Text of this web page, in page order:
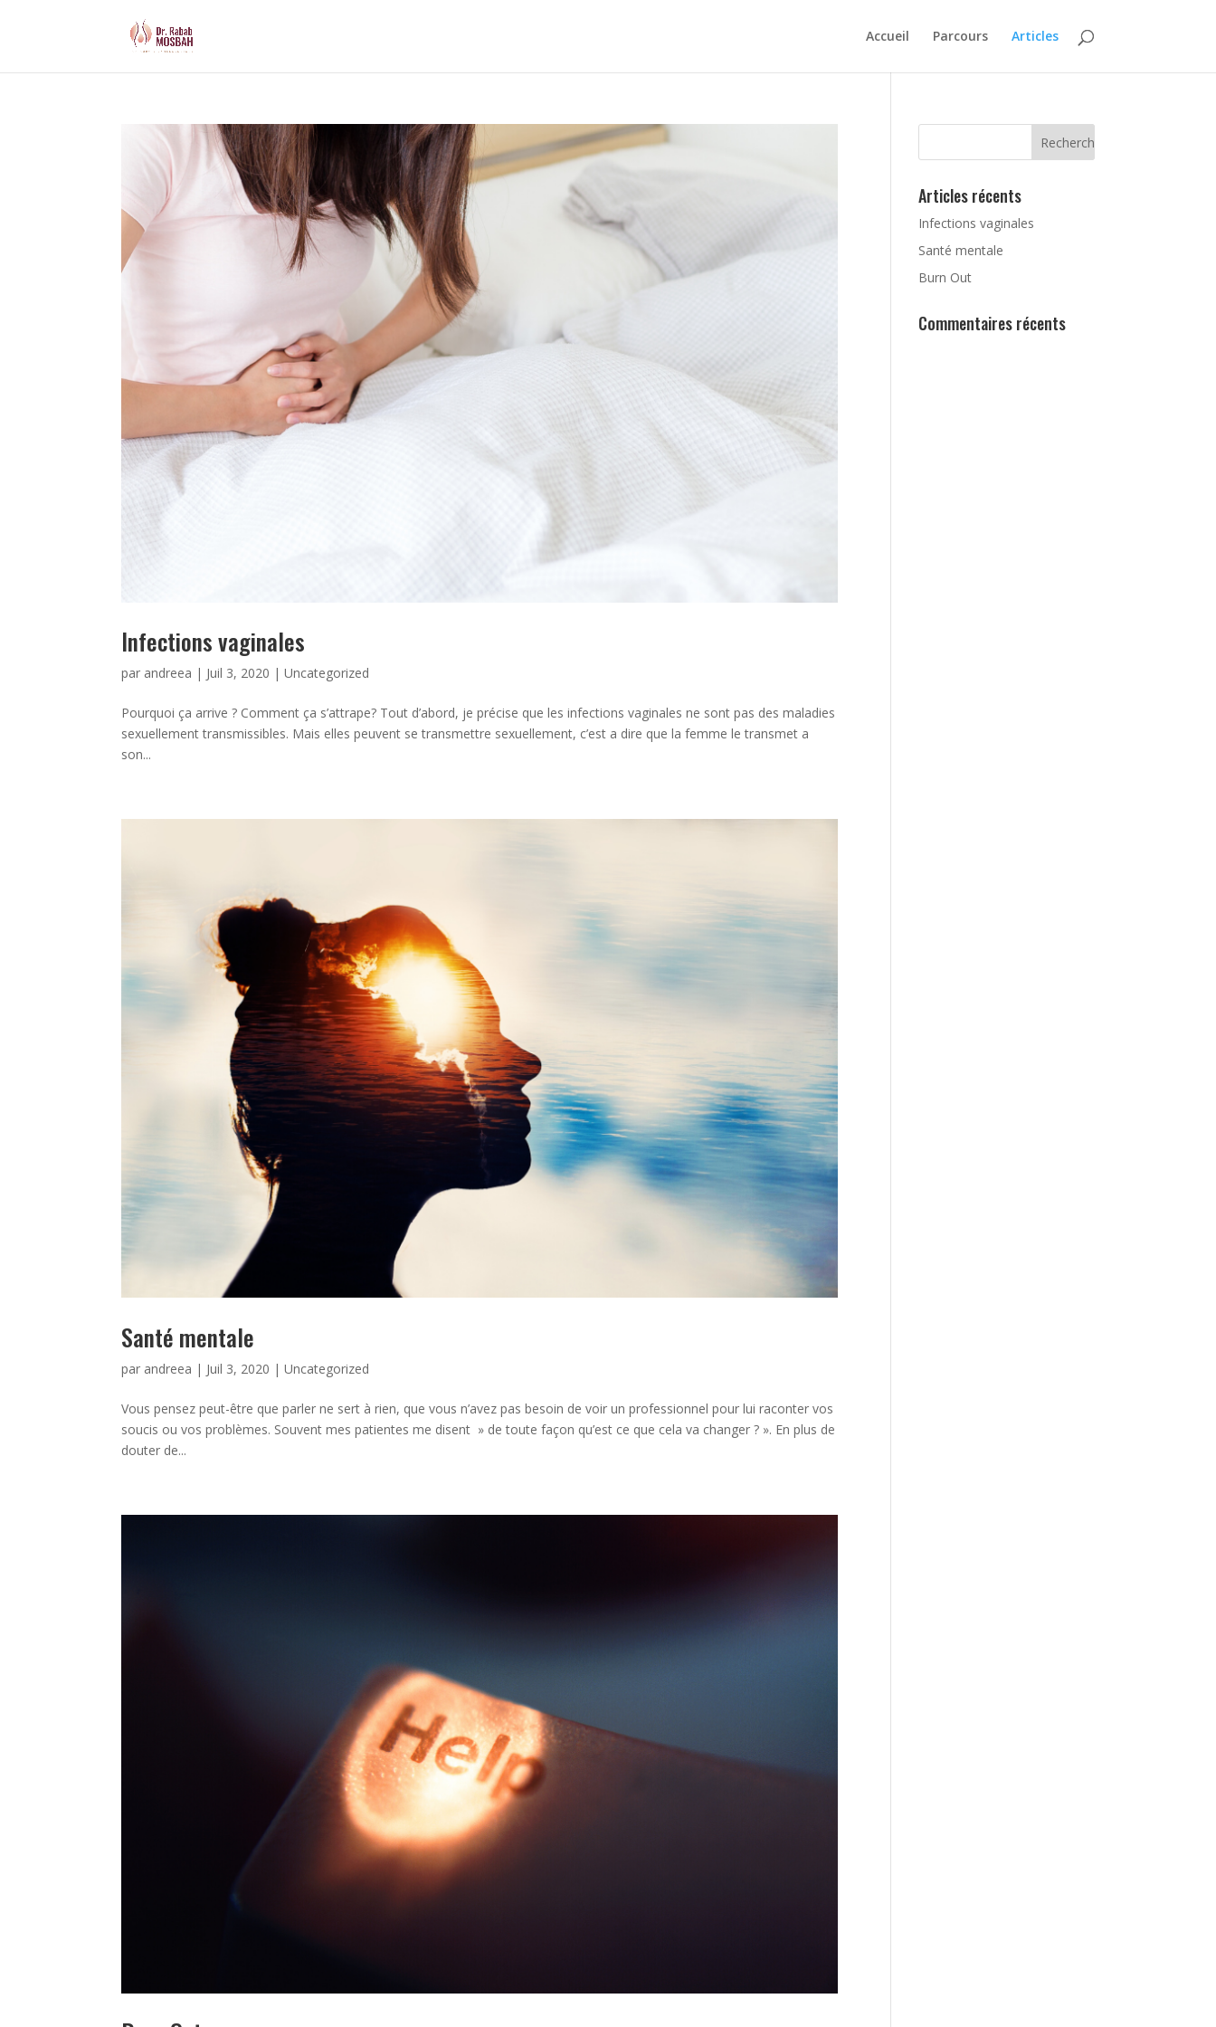
Accueil Parcours Articles
Infections vaginales
par andreea | Juil 3, 2020 |Uncategorized
Pourquoi ça arrive ? Comment ça s’attrape? Tout d’abord, je précise que les infections vaginales ne sont pas des maladies
sexuellement transmissibles. Mais elles peuvent se transmettre sexuellement, c’est a dire que la femme le transmet a
son...
Santé mentale
par andreea | Juil 3, 2020 |Uncategorized
Vous pensez peut-être que parler ne sert à rien, que vous n’avez pas besoin de voir un professionnel pour lui raconter vos
soucis ou vos problèmes. Souvent mes patientes me disent » de toute façon qu’est ce que cela va changer ? ». En plus de
douter de...
Articles récents
Infections vaginales
Santé mentale
Burn Out
Commentaires récents